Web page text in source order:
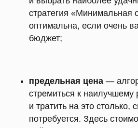
стратегия «Минимальная
оптимальна, если очень
бюджет;
предельная цена —
стремиться к наилучшему
и тратить на это столько,
потребуется. Здесь